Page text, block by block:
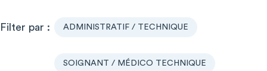
ADMINISTRATIF / TECHNIQUE
SOIGNANT / MÉDICO TECHNIQUE